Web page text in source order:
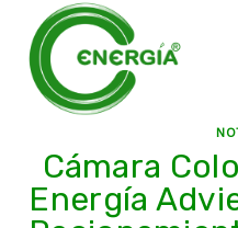
Cámara
Energía